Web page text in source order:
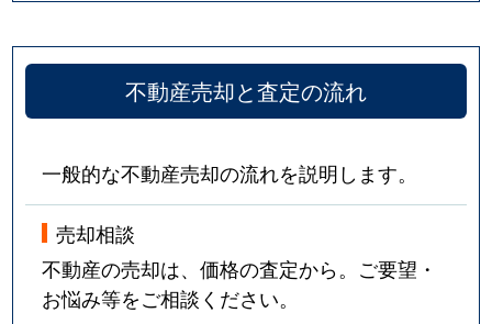
不動産売却と査定の流れ
一般的な不動産売却の流れを説明します。
売却相談
不動産の売却は、価格の査定から。ご要望・
お悩み等をご相談ください。